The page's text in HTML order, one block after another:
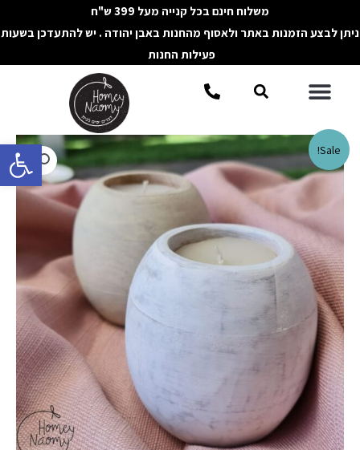
פתח
לתוכן
משלוח חינם בכל קנייה מעל 399 ש"ח
ניתן לבצע הזמנות באתר ולאסוף מהחנות באבן יהודה . יש להתעדכן בשעות
פעילות החנות
תפריטחיפוש
Sale!
כמות
של
(אליפטי)
בכלי
עץ